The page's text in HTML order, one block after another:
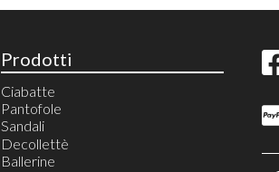
Prodotti
Ciabatte
Pantofole
Sandali
Sandalo Classico Elegante
Sandalo Vari
Decollettè
Ballerine